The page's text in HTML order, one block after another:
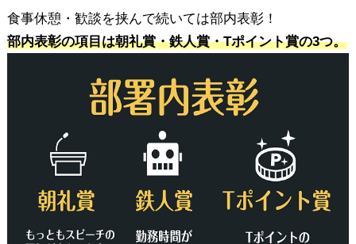
食事休憩・歓談を挟んで続いては部内表彰！
部内表彰の項目は朝礼賞・鉄人賞・Tポイント賞の3つ。